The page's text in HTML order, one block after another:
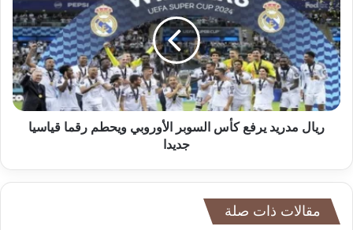
ريال مدريد يرفع كأس السوبر الأوروبي ويحطم رقما قياسيا
جديدا
مقالات ذات صلة